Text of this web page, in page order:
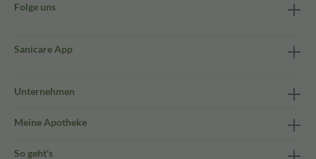
Folge uns
Sanicare App
Unternehmen
Meine Apotheke
So geht's